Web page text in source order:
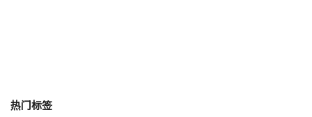
热门标签